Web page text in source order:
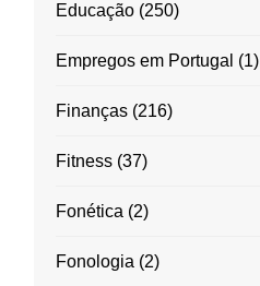
Educação(250)
Empregos em Portugal (1)
Finanças(216)
Fitness(37)
Fonética (2)
Fonologia (2)